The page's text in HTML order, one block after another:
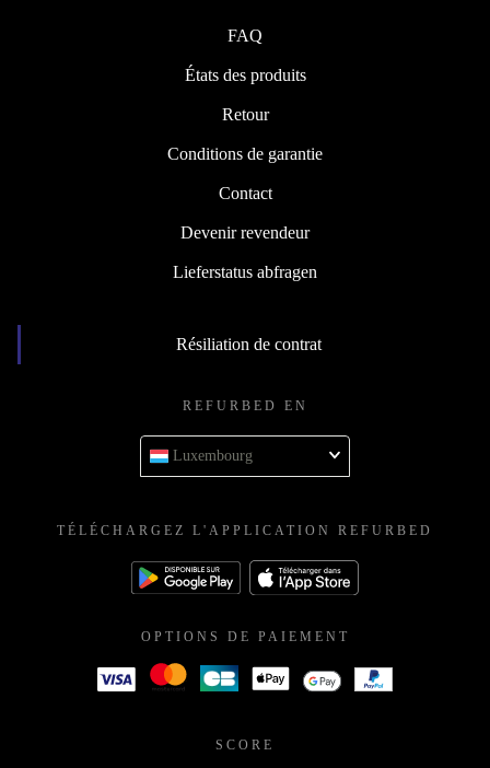
FAQ
États des produits
Retour
Conditions de garantie
Contact
Devenir revendeur
Lieferstatus abfragen
Résiliation de contrat
REFURBED EN
Luxembourg
TÉLÉCHARGEZ L'APPLICATION REFURBED
OPTIONS DE PAIEMENT
SCORE